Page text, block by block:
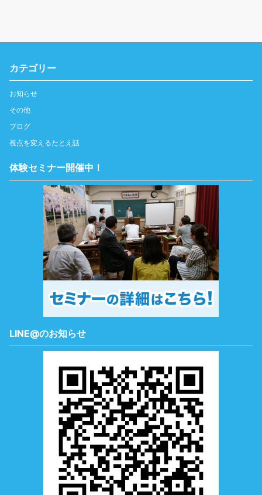
カテゴリー
お知らせ
その他
ブログ
視点を変えるたとえ話
体験セミナー開催中！
LINE@のお知らせ